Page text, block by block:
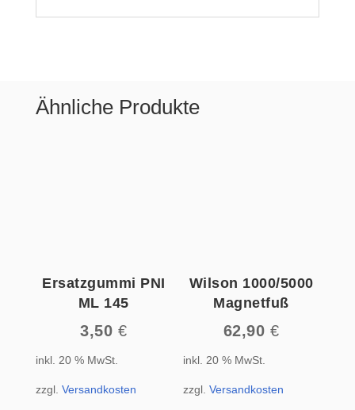
Ähnliche Produkte
Ersatzgummi PNI
ML 145
3,50 €
inkl. 20 % MwSt.
zzgl. Versandkosten
Wilson 1000/5000
Magnetfuß
62,90 €
inkl. 20 % MwSt.
zzgl.Versandkosten